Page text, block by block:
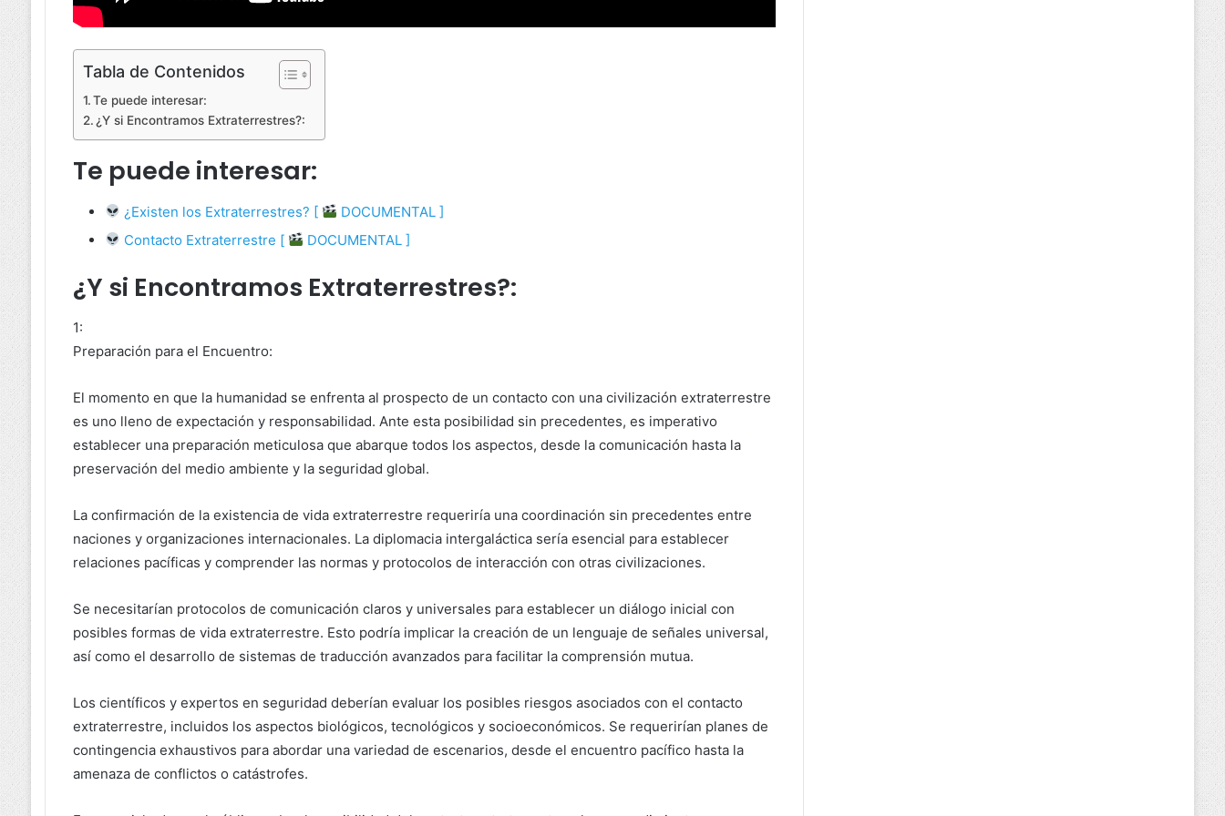
Tabla de Contenidos
Te puede interesar:
¿Y si Encontramos Extraterrestres?:
Te puede interesar:
¿Existen los Extraterrestres? [
DOCUMENTAL ]
Contacto Extraterrestre [
DOCUMENTAL ]
¿Y si Encontramos Extraterrestres?:
1:
Preparación para el Encuentro:
El momento en que la humanidad se enfrenta al prospecto de un contacto con una civilización extraterrestre
es uno lleno de expectación y responsabilidad. Ante esta posibilidad sin precedentes, es imperativo
establecer una preparación meticulosa que abarque todos los aspectos, desde la comunicación hasta la
preservación del medio ambiente y la seguridad global.
La confirmación de la existencia de vida extraterrestre requeriría una coordinación sin precedentes entre
naciones y organizaciones internacionales. La diplomacia intergaláctica sería esencial para establecer
relaciones pacíficas y comprender las normas y protocolos de interacción con otras civilizaciones.
Se necesitarían protocolos de comunicación claros y universales para establecer un diálogo inicial con
posibles formas de vida extraterrestre. Esto podría implicar la creación de un lenguaje de señales universal,
así como el desarrollo de sistemas de traducción avanzados para facilitar la comprensión mutua.
Los científicos y expertos en seguridad deberían evaluar los posibles riesgos asociados con el contacto
extraterrestre, incluidos los aspectos biológicos, tecnológicos y socioeconómicos. Se requerirían planes de
contingencia exhaustivos para abordar una variedad de escenarios, desde el encuentro pacífico hasta la
amenaza de conflictos o catástrofes.